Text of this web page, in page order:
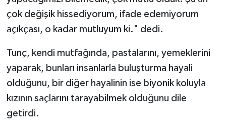
çok değişik hissediyorum, ifade edemiyorum
açıkçası, o kadar mutluyum ki." dedi.
Tunç, kendi mutfağında, pastalarını, yemeklerini
yaparak, bunları insanlarla buluşturma hayali
olduğunu, bir diğer hayalinin ise biyonik koluyla
kızının saçlarını tarayabilmek olduğunu dile
getirdi.